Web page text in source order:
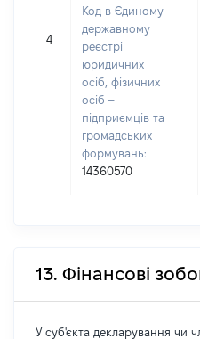
4
Код в Єдиному
державному
реєстрі
юридичних
осіб, фізичних
осіб –
підприємців та
громадських
формувань:
14360570
13. Фінансові
У суб'єкта декларування чи